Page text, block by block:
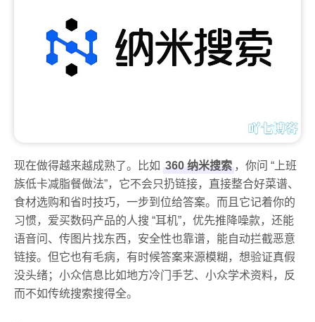
现在做得越来越成熟了。比如 360 纳米搜索 ，你问 “上班
族低卡减脂餐做法”，它不会只扔链接，直接整合好菜谱、
食材选购和省时技巧，一步到位给答案。而且它记着你的
习惯，爱买数码产品的人搜 “耳机”，优先推降噪款，还能
语音问、传图片找东西，安全性也靠谱，能自动拦截恶意
链接。但它也有毛病，有时候答案来源模糊，想验证真假
没头绪；小众信息比如地方冷门手艺、小众学术资料，反
而不如传统搜索搜得全。